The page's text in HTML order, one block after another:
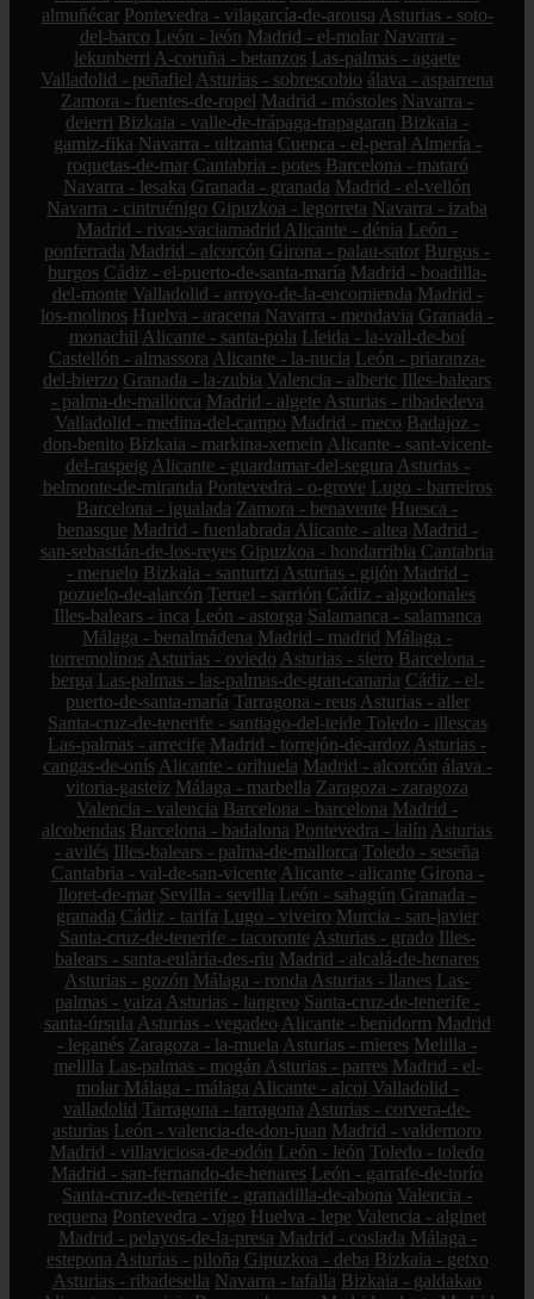
almuñécar Pontevedra - vilagarcía-de-arousa Asturias - soto-
del-barco León - león Madrid - el-molar Navarra -
lekunberri A-coruña - betanzos Las-palmas - agaete
Valladolid - peñafiel Asturias - sobrescobio álava - asparrena
Zamora - fuentes-de-ropel Madrid - móstoles Navarra -
deierri Bizkaia - valle-de-trápaga-trapagaran Bizkaia -
gamiz-fika Navarra - ultzama Cuenca - el-peral Almería -
roquetas-de-mar Cantabria - potes Barcelona - mataró
Navarra - lesaka Granada - granada Madrid - el-vellón
Navarra - cintruénigo Gipuzkoa - legorreta Navarra - izaba
Madrid - rivas-vaciamadrid Alicante - dénia León -
ponferrada Madrid - alcorcón Girona - palau-sator Burgos -
burgos Cádiz - el-puerto-de-santa-maría Madrid - boadilla-
del-monte Valladolid - arroyo-de-la-encomienda Madrid -
los-molinos Huelva - aracena Navarra - mendavia Granada -
monachil Alicante - santa-pola Lleida - la-vall-de-boí
Castellón - almassora Alicante - la-nucia León - priaranza-
del-bierzo Granada - la-zubia Valencia - alberic Illes-balears
- palma-de-mallorca Madrid - algete Asturias - ribadedeva
Valladolid - medina-del-campo Madrid - meco Badajoz -
don-benito Bizkaia - markina-xemein Alicante - sant-vicent-
del-raspeig Alicante - guardamar-del-segura Asturias -
belmonte-de-miranda Pontevedra - o-grove Lugo - barreiros
Barcelona - igualada Zamora - benavente Huesca -
benasque Madrid - fuenlabrada Alicante - altea Madrid -
san-sebastián-de-los-reyes Gipuzkoa - hondarribia Cantabria
- meruelo Bizkaia - santurtzi Asturias - gijón Madrid -
pozuelo-de-alarcón Teruel - sarrión Cádiz - algodonales
Illes-balears - inca León - astorga Salamanca - salamanca
Málaga - benalmádena Madrid - madrid Málaga -
torremolinos Asturias - oviedo Asturias - siero Barcelona -
berga Las-palmas - las-palmas-de-gran-canaria Cádiz - el-
puerto-de-santa-maría Tarragona - reus Asturias - aller
Santa-cruz-de-tenerife - santiago-del-teide Toledo - illescas
Las-palmas - arrecife Madrid - torrejón-de-ardoz Asturias -
cangas-de-onís Alicante - orihuela Madrid - alcorcón álava -
vitoria-gasteiz Málaga - marbella Zaragoza - zaragoza
Valencia - valencia Barcelona - barcelona Madrid -
alcobendas Barcelona - badalona Pontevedra - lalín Asturias
- avilés Illes-balears - palma-de-mallorca Toledo - seseña
Cantabria - val-de-san-vicente Alicante - alicante Girona -
lloret-de-mar Sevilla - sevilla León - sahagún Granada -
granada Cádiz - tarifa Lugo - viveiro Murcia - san-javier
Santa-cruz-de-tenerife - tacoronte Asturias - grado Illes-
balears - santa-eulària-des-riu Madrid - alcalá-de-henares
Asturias - gozón Málaga - ronda Asturias - llanes Las-
palmas - yaiza Asturias - langreo Santa-cruz-de-tenerife -
santa-úrsula Asturias - vegadeo Alicante - benidorm Madrid
- leganés Zaragoza - la-muela Asturias - mieres Melilla -
melilla Las-palmas - mogán Asturias - parres Madrid - el-
molar Málaga - málaga Alicante - alcoi Valladolid -
valladolid Tarragona - tarragona Asturias - corvera-de-
asturias León - valencia-de-don-juan Madrid - valdemoro
Madrid - villaviciosa-de-odón León - león Toledo - toledo
Madrid - san-fernando-de-henares León - garrafe-de-torío
Santa-cruz-de-tenerife - granadilla-de-abona Valencia -
requena Pontevedra - vigo Huelva - lepe Valencia - alginet
Madrid - pelayos-de-la-presa Madrid - coslada Málaga -
estepona Asturias - piloña Gipuzkoa - deba Bizkaia - getxo
Asturias - ribadesella Navarra - tafalla Bizkaia - galdakao